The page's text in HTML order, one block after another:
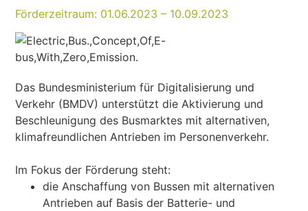
Förderzeitraum: 01.06.2023 – 10.09.2023
Das Bundesministerium für Digitalisierung und
Verkehr (BMDV) unterstützt die Aktivierung und
Beschleunigung des Busmarktes mit alternativen,
klimafreundlichen Antrieben im Personenverkehr.
Im Fokus der Förderung steht:
die Anschaffung von Bussen mit alternativen
Antrieben auf Basis der Batterie- und